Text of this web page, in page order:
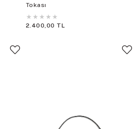
Tokası
★ ★ ★ ★ ★
2.400,00 TL